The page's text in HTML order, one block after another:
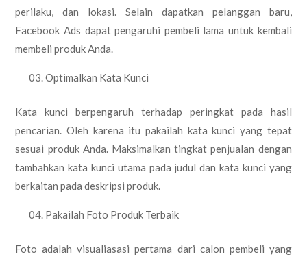
perilaku, dan lokasi. Selain dapatkan pelanggan baru,
Facebook Ads dapat pengaruhi pembeli lama untuk kembali
membeli produk Anda.
Optimalkan Kata Kunci
Kata kunci berpengaruh terhadap peringkat pada hasil
pencarian. Oleh karena itu pakailah kata kunci yang tepat
sesuai produk Anda. Maksimalkan tingkat penjualan dengan
tambahkan kata kunci utama pada judul dan kata kunci yang
berkaitan pada deskripsi produk.
Pakailah Foto Produk Terbaik
Foto adalah visualiasasi pertama dari calon pembeli yang